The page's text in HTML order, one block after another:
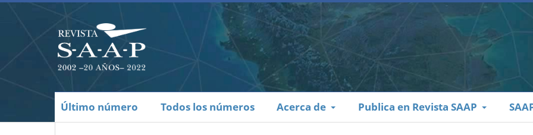
Último número Todos los números Acerca de Publica en Revista SAAP